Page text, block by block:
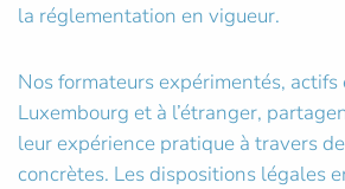
la réglementation en vigueur.
Nos formateurs expérimentés, actifs
Luxembourg et à l’étranger,
leur expérience pratique à travers
concrètes. Les dispositions légales